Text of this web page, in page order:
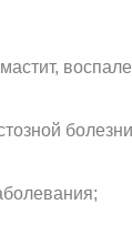
болезни